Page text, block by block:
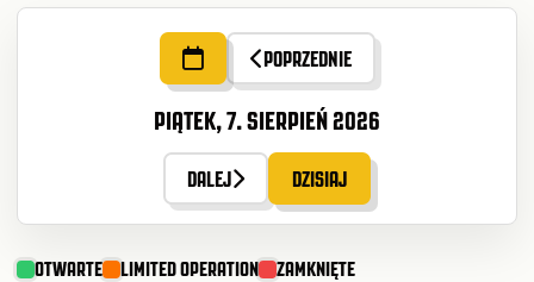
POPRZEDNIE
PIĄTEK, 7. SIERPIEŃ 2026
DALEJ DZISIAJ
OTWARTE LIMITED OPERATION ZAMKNIĘTE